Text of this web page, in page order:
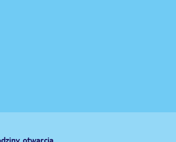
otwarcia